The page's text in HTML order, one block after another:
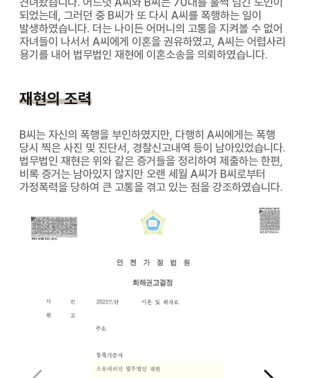
되었는데, 그러던 중 B씨가 또 다시 A씨를 폭행하는 일이
발생하였습니다. 더는 나이든 어머니의 고통을 지켜볼 수 없어
자녀들이 나서서 A씨에게 이혼을 권유하였고, A씨는 어렵사리
용기를 내어 법무법인 재현에 이혼소송을 의뢰하였습니다.
재현의 조력
B씨는 자신의 폭행을 부인하였지만, 다행히 A씨에게는 폭행
당시 찍은 사진 및 진단서, 경찰신고내역 등이 남아있었습니다.
법무법인 재현은 위와 같은 증거들을 정리하여 제출하는 한편,
비록 증거는 남아있지 않지만 오랜 세월 A씨가 B씨로부터
가정폭력을 당하여 큰 고통을 겪고 있는 점을 강조하였습니다.